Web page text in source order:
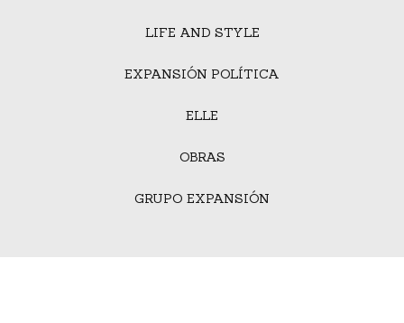
LIFE AND STYLE
EXPANSIÓN POLÍTICA
ELLE
OBRAS
GRUPO EXPANSIÓN